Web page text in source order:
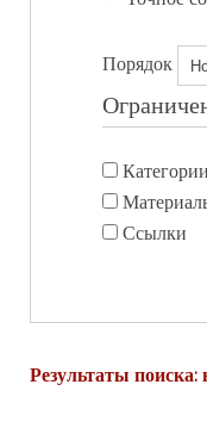
Порядок
Категории
Ссылки
Результаты поиска: